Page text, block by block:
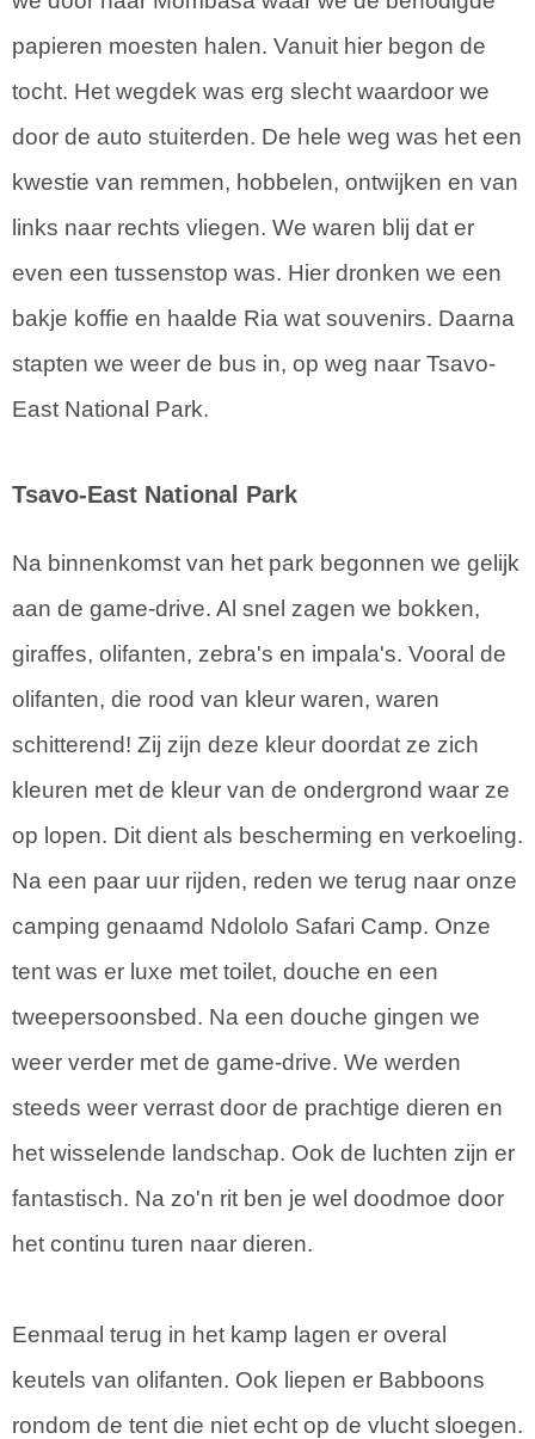
papieren moesten halen. Vanuit hier begon de
tocht. Het wegdek was erg slecht waardoor we
door de auto stuiterden. De hele weg was het een
kwestie van remmen, hobbelen, ontwijken en van
links naar rechts vliegen. We waren blij dat er
even een tussenstop was. Hier dronken we een
bakje koffie en haalde Ria wat souvenirs. Daarna
stapten we weer de bus in, op weg naar Tsavo-
East National Park.
Tsavo-East National Park
Na binnenkomst van het park begonnen we gelijk
aan de game-drive. Al snel zagen we bokken,
giraffes, olifanten, zebra's en impala's. Vooral de
olifanten, die rood van kleur waren, waren
schitterend! Zij zijn deze kleur doordat ze zich
kleuren met de kleur van de ondergrond waar ze
op lopen. Dit dient als bescherming en verkoeling.
Na een paar uur rijden, reden we terug naar onze
camping genaamd Ndololo Safari Camp. Onze
tent was er luxe met toilet, douche en een
tweepersoonsbed. Na een douche gingen we
weer verder met de game-drive. We werden
steeds weer verrast door de prachtige dieren en
het wisselende landschap. Ook de luchten zijn er
fantastisch. Na zo'n rit ben je wel doodmoe door
het continu turen naar dieren.
Eenmaal terug in het kamp lagen er overal
keutels van olifanten. Ook liepen er Babboons
rondom de tent die niet echt op de vlucht sloegen.